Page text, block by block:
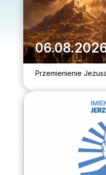
Przemienienie